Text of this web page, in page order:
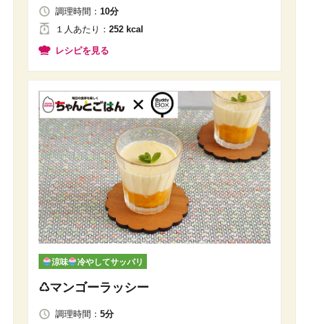
調理時間： 10分
１人 あたり ： 252 kcal
レシピを見る
涼味 冷やしてサッパリ
♺マンゴーラッシー
調理時間： 5分